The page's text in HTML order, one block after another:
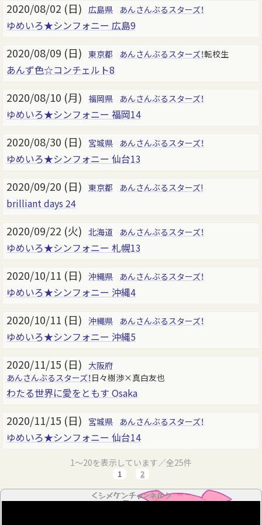
2020/08/02 (日) 広島県 あんさんぶるスターズ！
ゆめいろ★シンフォニー 広島9
2020/08/09 (日) 東京都 あんさんぶるスターズ！転校生
あんず色☆コンチェルト8
2020/08/10 (月) 福岡県 あんさんぶるスターズ！
ゆめいろ★シンフォニー 福岡14
2020/08/30 (日) 宮城県 あんさんぶるスターズ！
ゆめいろ★シンフォニー 仙台13
2020/09/20 (日) 東京都 あんさんぶるスターズ!
brilliant days 24
2020/09/22 (火) 北海道 あんさんぶるスターズ！
ゆめいろ★シンフォニー 札幌13
2020/10/11 (日) 沖縄県 あんさんぶるスターズ！
ゆめいろ★シンフォニー 沖縄4
2020/10/11 (日) 沖縄県 あんさんぶるスターズ！
ゆめいろ★シンフォニー 沖縄5
2020/11/15 (日) 大阪府
あんさんぶるスターズ！日々樹渉×真白友也
わたる世界に愛をともす Osaka
2020/11/15 (日) 宮城県 あんさんぶるスターズ！
ゆめいろ★シンフォニー 仙台14
1～20を表示しています／全25件
1 2
＜シメケンチャンネル＞